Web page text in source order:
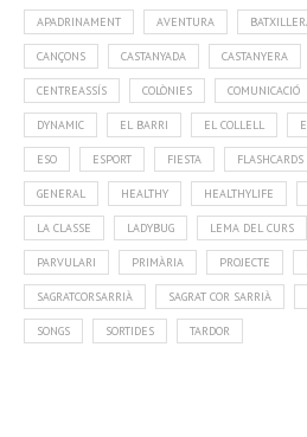
APADRINAMENT AVENTURA
CANÇONS CASTANYADA CASTANYERA
CENTREASSÍS COLÒNIES COMUNICACIÓ
DYNAMIC EL BARRI EL COLLELL
ESO ESPORT FIESTA FLASHCARDS
GENERAL HEALTHY HEALTHYLIFE
LA CLASSE LADYBUG LEMA DEL CURS
PARVULARI PRIMÀRIA PROJECTE
SAGRATCORSARRIÀ SAGRAT COR SARRIÀ
SONGS SORTIDES TARDOR